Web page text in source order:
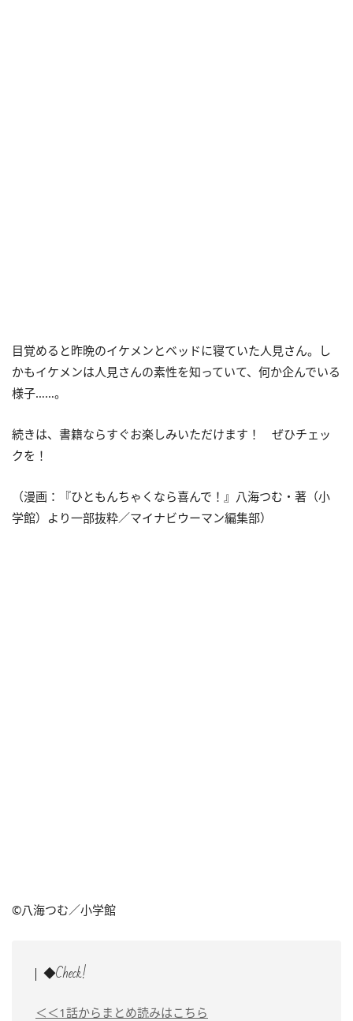
目覚めると昨晩のイケメンとベッドに寝ていた人見さん。し
かもイケメンは人見さんの素性を知っていて、何か企んでいる
様子……。
続きは、書籍ならすぐお楽しみいただけます！ ぜひチェッ
クを！
（漫画：『ひともんちゃくなら喜んで！』八海つむ・著（小
学館）より一部抜粋／マイナビウーマン編集部）
©八海つむ／小学館
◆Check!
＜＜1話からまとめ読みはこちら